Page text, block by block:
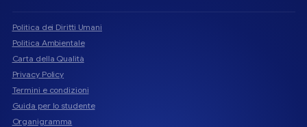
Politica dei Diritti Umani
Politica Ambientale
Carta della Qualità
Privacy Policy
Termini e condizioni
Guida per lo studente
Organigramma